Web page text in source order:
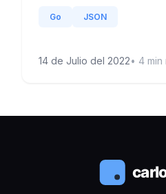
Go JSON
14 de Julio del 2022• 4 min